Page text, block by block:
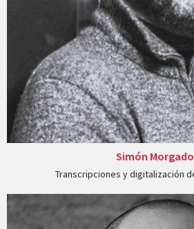
Simón Morgado
Transcripciones y digitalización